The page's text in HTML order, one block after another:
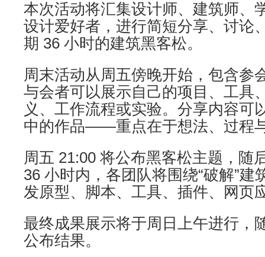
本次活动将汇集设计师、建筑师、
设计爱好者，进行简短分享、讨论
期 36 小时的建筑黑客松。
周末活动从周五傍晚开始，包含参
与会者可以展示自己的项目、工具
义、工作流程或实验。分享内容可
中的作品——重点在于想法、过程
周五 21:00 将公布黑客松主题，随
36 小时内，各团队将围绕“破解”建
发原型、脚本、工具、插件、网页
最终成果展示将于周日上午进行，
公布结果。